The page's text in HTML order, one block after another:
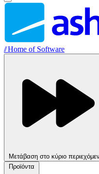
//Home of Software
Μετάβαση στο κύριο
Προϊόντα